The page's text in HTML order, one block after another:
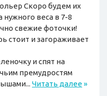
Скоро будем их
нужного веса в 7-8
свежие фоточки!
стоит и загораживает
и спят на
премудростям
Читать далее»